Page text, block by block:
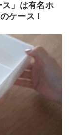
」は有名ホ
ケース！